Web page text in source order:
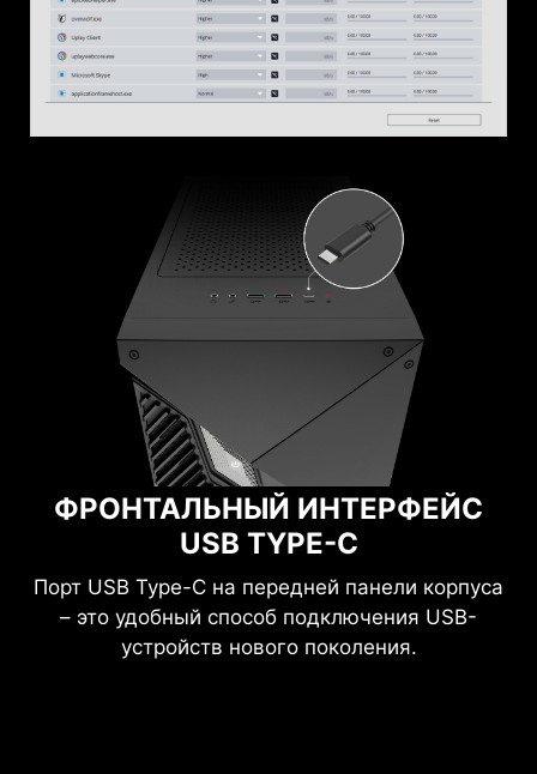
ФРОНТАЛЬНЫЙ ИНТЕРФЕЙС
USB TYPE-C
Порт USB Type-C на передней панели корпуса
– это удобный способ подключения USB-